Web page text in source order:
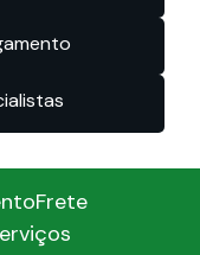
Frete